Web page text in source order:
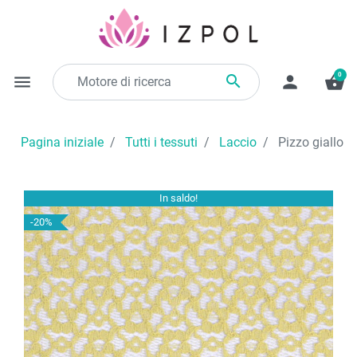
menu  person shopping_basket
0
Pagina iniziale Tutti i tessuti Laccio Pizzo giallo
In saldo!
-20%